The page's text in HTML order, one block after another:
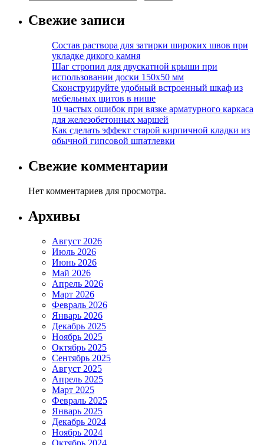
Свежие записи
Состав раствора для затирки широких швов при
укладке дикого камня
Шаг стропил для двускатной крыши при
использовании доски 150х50 мм
Сконструируйте удобный встроенный шкаф из
мебельных щитов в нише
10 частых ошибок при вязке арматурного каркаса
для железобетонных маршей
Как сделать эффект старой кирпичной кладки из
обычной гипсовой шпатлевки
Свежие комментарии
Нет комментариев для просмотра.
Архивы
Август 2026
Июль 2026
Июнь 2026
Май 2026
Апрель 2026
Март 2026
Февраль 2026
Январь 2026
Декабрь 2025
Ноябрь 2025
Октябрь 2025
Сентябрь 2025
Август 2025
Апрель 2025
Март 2025
Февраль 2025
Январь 2025
Декабрь 2024
Ноябрь 2024
Октябрь 2024